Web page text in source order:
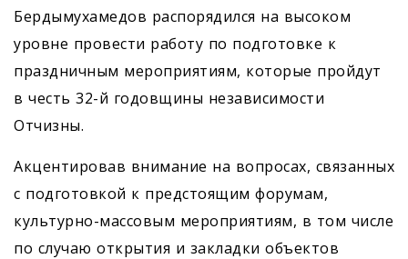
Бердымухамедов распорядился на высоком
уровне провести работу по подготовке к
праздничным мероприятиям, которые пройдут
в честь 32-й годовщины независимости
Отчизны.
Акцентировав внимание на вопросах, связанных
с подготовкой к предстоящим форумам,
культурно-массовым мероприятиям, в том числе
по случаю открытия и закладки объектов